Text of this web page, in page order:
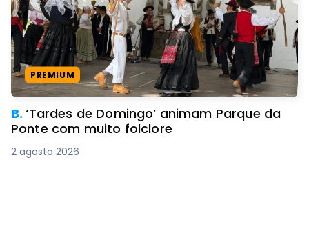
PREMIUM
B.‘Tardes de Domingo’ animam Parque da
Ponte com muito folclore
2 agosto 2026